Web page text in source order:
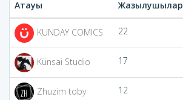
Атауы Жазылушылар
KUNDAY COMICS 22
Künsai Studio 17
Zhuzim toby 12